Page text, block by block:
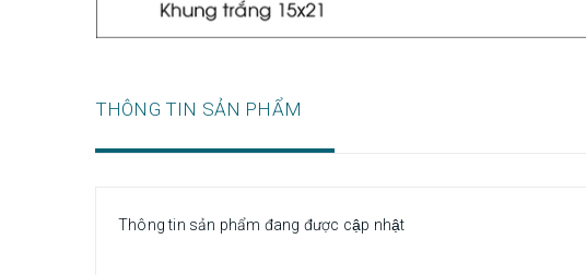
THÔNG TIN SẢN PHẨM
Thông tin sản phẩm đang được cập nhật